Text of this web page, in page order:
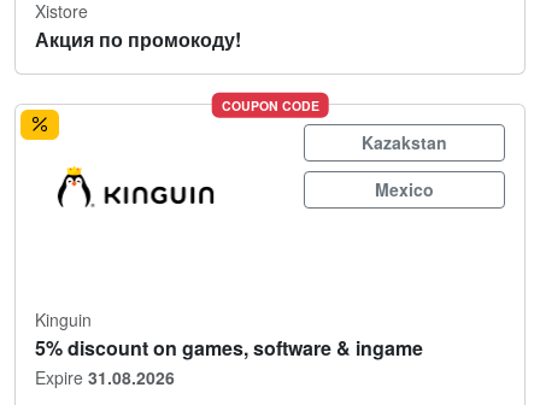
Xistore
Акция по промокоду!
COUPON CODE
Kazakstan
Mexico
Kinguin
5% discount on games, software & ingame
Expire 31.08.2026